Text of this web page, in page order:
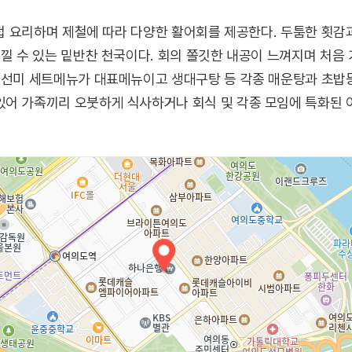
요리하며 제철에 따라 다양한 활어회를 제공한다. 두툼한 횟
수 있는 밑반찬 천국이다. 회의 쫄깃한 내공이 느껴지며 처음
미 세트메뉴가 대표메뉴이고 생대구탕 등 각종 매운탕과 초밥
가족끼리 오붓하게 식사하거나 회식 및 각종 모임에 특화된